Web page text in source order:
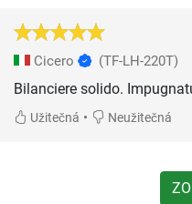
Cicero (TF-LH-220T)
Bilanciere solido.
Užitečná • Neužitečná